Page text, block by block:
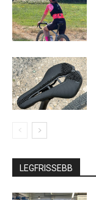
LEGFRISSEBB